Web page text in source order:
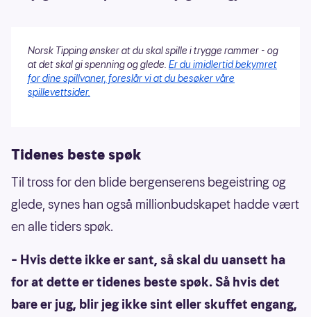
Norsk Tipping ønsker at du skal spille i trygge rammer - og
at det skal gi spenning og glede. Er du imidlertid bekymret
for dine spillvaner, foreslår vi at du besøker våre
spillevettsider.
Tidenes beste spøk
Til tross for den blide bergenserens begeistring og
glede, synes han også millionbudskapet hadde vært
en alle tiders spøk.
– Hvis dette ikke er sant, så skal du uansett ha
for at dette er tidenes beste spøk. Så hvis det
bare er jug, blir jeg ikke sint eller skuffet engang,